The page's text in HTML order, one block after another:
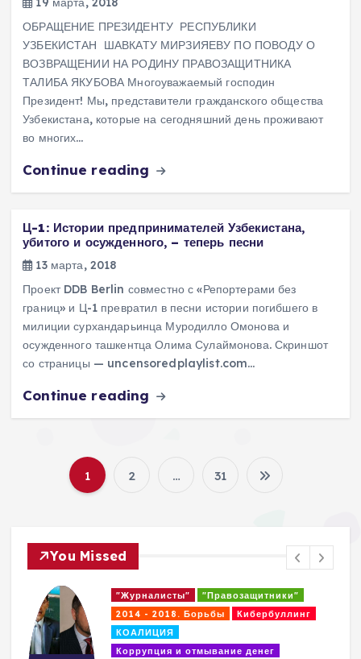
ОБРАЩЕНИЕ ПРЕЗИДЕНТУ РЕСПУБЛИКИ
УЗБЕКИСТАН ШАВКАТУ МИРЗИЯЕВУ ПО ПОВОДУ О
ВОЗВРАЩЕНИИ НА РОДИНУ ПРАВОЗАЩИТНИКА
ТАЛИБА ЯКУБОВА Многоуважаемый господин
Президент! Мы, представители гражданского общества
Узбекистана, которые на сегодняшний день проживают
во многих…
Continue reading
Ц-1: Истории предпринимателей Узбекистана,
убитого и осужденного, – теперь песни
13 марта, 2018
Проект DDB Berlin совместно с «Репортерами без
границ» и Ц-1 превратил в песни истории погибшего в
милиции сурхандарьинца Муродилло Омонова и
осужденного ташкентца Олима Сулаймонова. Скриншот
со страницы — uncensoredplaylist.com…
Continue reading
П
и
н
1 2 … 31
You Missed
"Журналисты"
2014 - 2018. Борьбы
КОАЛИЦИЯ